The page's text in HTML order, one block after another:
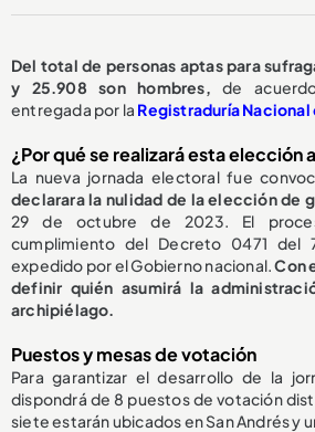
Del total de personas aptas para
y 25.908 son hombres, de
entregada por la Registraduría
¿Por qué se realizará esta elección
La nueva jornada electoral fue
declarara la nulidad de la elección de
29 de octubre de 2023. El
cumplimiento del Decreto 0471 del
expedido por el Gobierno nacional.Con
definir quién asumirá la
archipiélago.
Puestos y mesas de votación
Para garantizar el desarrollo de la
dispondrá de 8 puestos de votación
siete estarán ubicados en San Andrés y